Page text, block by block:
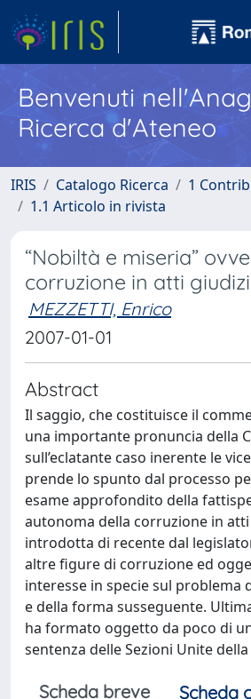
Benvenuti
Ricerca d'Ateneo
IRIS Catalogo Ricerca
1
1.1 Articolo in rivista
“Nobiltà e miseria”
corruzione in atti
MEZZETTI, Enrico
2007-01-01
Abstract
Il saggio, che costituisce il
una importante pronuncia della
sull’eclatante caso inerente le
prende lo spunto dal processo
esame approfondito della
autonoma della corruzione in
introdotta di recente dal
altre figure di corruzione ed
interesse in specie sul problema
e della forma susseguente.
ha formato oggetto da poco di
sentenza delle Sezioni Unite della
Scheda breve
Scheda